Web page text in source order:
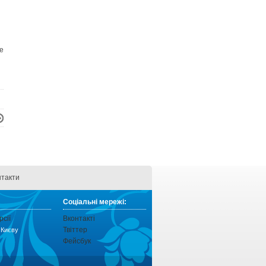
Києву
Соціальні мережі:
Вконтакті
Твіттер
Фейсбук